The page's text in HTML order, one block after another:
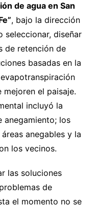
de agua en San
, bajo la dirección
seleccionar, diseñar
de retención de
basadas en la
el paisaje.
incluyó la
anegamiento; los
anegables y la
los vecinos.
las soluciones
de
el momento no se